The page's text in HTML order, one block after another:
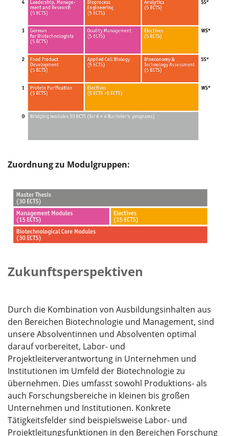
Zuordnung zu Modulgruppen:
Zukunftsperspektiven
Durch die Kombination von Ausbildungsinhalten aus
den Bereichen Biotechnologie und Management, sind
unsere Absolventinnen und Absolventen optimal
darauf vorbereitet, Labor- und
Projektleiterverantwortung in Unternehmen und
Institutionen im Umfeld der Biotechnologie zu
übernehmen. Dies umfasst sowohl Produktions- als
auch Forschungsbereiche in kleinen bis großen
Unternehmen und Institutionen. Konkrete
Tätigkeitsfelder sind beispielsweise Labor- und
Projektleitungsfunktionen in den Bereichen Forschung